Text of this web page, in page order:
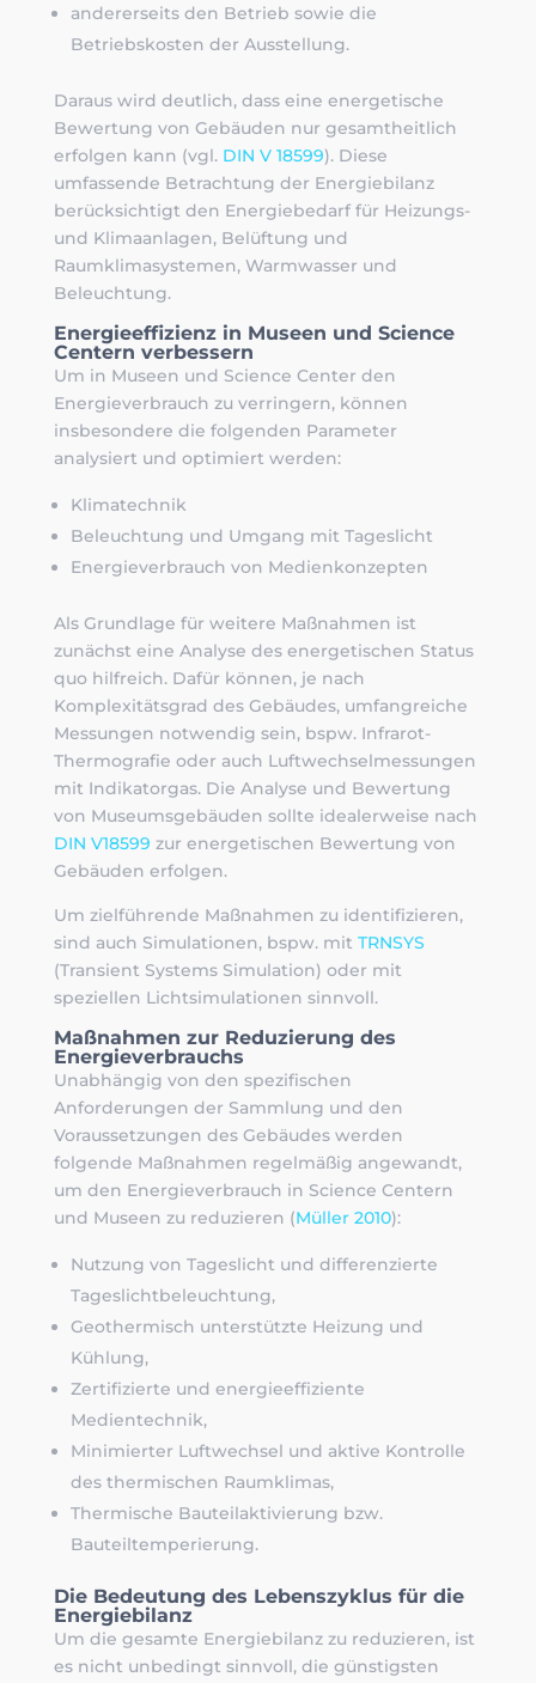
andererseits den Betrieb sowie die
Betriebskosten der Ausstellung.
Daraus wird deutlich, dass eine energetische
Bewertung von Gebäuden nur gesamtheitlich
erfolgen kann (vgl. DIN V 18599). Diese
umfassende Betrachtung der Energiebilanz
berücksichtigt den Energiebedarf für Heizungs-
und Klimaanlagen, Belüftung und
Raumklimasystemen, Warmwasser und
Beleuchtung.
Energieeffizienz in Museen und Science
Centern verbessern
Um in Museen und Science Center den
Energieverbrauch zu verringern, können
insbesondere die folgenden Parameter
analysiert und optimiert werden:
Klimatechnik
Beleuchtung und Umgang mit Tageslicht
Energieverbrauch von Medienkonzepten
Als Grundlage für weitere Maßnahmen ist
zunächst eine Analyse des energetischen Status
quo hilfreich. Dafür können, je nach
Komplexitätsgrad des Gebäudes, umfangreiche
Messungen notwendig sein, bspw. Infrarot-
Thermografie oder auch Luftwechselmessungen
mit Indikatorgas. Die Analyse und Bewertung
von Museumsgebäuden sollte idealerweise nach
DIN V18599 zur energetischen Bewertung von
Gebäuden erfolgen.
Um zielführende Maßnahmen zu identifizieren,
sind auch Simulationen, bspw. mit TRNSYS
(Transient Systems Simulation) oder mit
speziellen Lichtsimulationen sinnvoll.
Maßnahmen zur Reduzierung des
Energieverbrauchs
Unabhängig von den spezifischen
Anforderungen der Sammlung und den
Voraussetzungen des Gebäudes werden
folgende Maßnahmen regelmäßig angewandt,
um den Energieverbrauch in Science Centern
und Museen zu reduzieren (Müller 2010):
Nutzung von Tageslicht und differenzierte
Tageslichtbeleuchtung,
Geothermisch unterstützte Heizung und
Kühlung,
Zertifizierte und energieeffiziente
Medientechnik,
Minimierter Luftwechsel und aktive Kontrolle
des thermischen Raumklimas,
Thermische Bauteilaktivierung bzw.
Bauteiltemperierung.
Die Bedeutung des Lebenszyklus für die
Energiebilanz
Um die gesamte Energiebilanz zu reduzieren, ist
es nicht unbedingt sinnvoll, die günstigsten